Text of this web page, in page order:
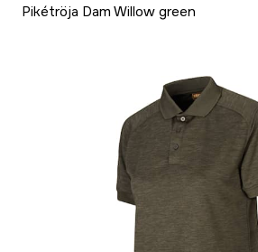
Pikétröja Dam Willow green